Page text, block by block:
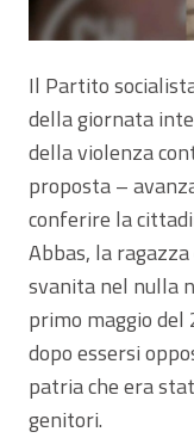
Il Partito
della giornata
della violenza
proposta –
conferire la
Abbas, la
svanita nel nulla
primo maggio del
dopo essersi
patria che era
genitori.